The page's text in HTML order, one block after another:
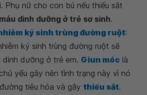
Phụ nữ cho con bú nếu thiếu sắt
dinh dưỡng ở trẻ sơ sinh.
ký sinh trùng đường ruột:
ký sinh trùng đường ruột sẽ
dinh dưỡng ở trẻ em. Giun móc là
yếu gây nên tình trạng này vì nó
tiêu hóa và gây thiếu sắt.